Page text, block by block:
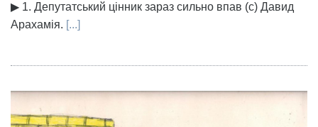
▶ 1. Депутатський цінник зараз сильно впав (с) Давид
Арахамія. [...]